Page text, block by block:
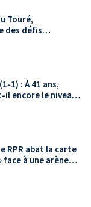
Touré,
des défis
République
1) : À 41 ans,
encore le niveau
RPR abat la carte
à une arène